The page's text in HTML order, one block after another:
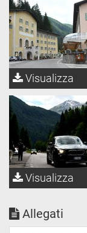
Visualizza
Visualizza
Allegati